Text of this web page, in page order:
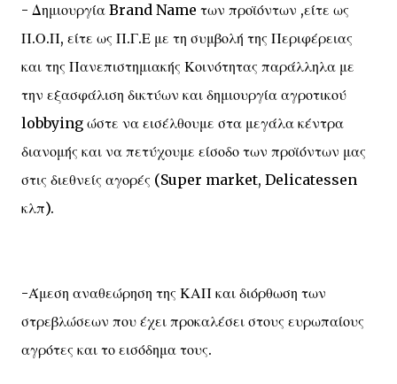
- Δημιουργία Brand Name των προϊόντων ,είτε ως
Π.Ο.Π, είτε ως Π.Γ.Ε με τη συμβολή της Περιφέρειας
και της Πανεπιστημιακής Κοινότητας παράλληλα με
την εξασφάλιση δικτύων και δημιουργία αγροτικού
lobbying ώστε να εισέλθουμε στα μεγάλα κέντρα
διανομής και να πετύχουμε είσοδο των προϊόντων μας
στις διεθνείς αγορές (Super market, Delicatessen
κλπ).
-Άμεση αναθεώρηση της ΚΑΠ και διόρθωση των
στρεβλώσεων που έχει προκαλέσει στους ευρωπαίους
αγρότες και το εισόδημα τους.